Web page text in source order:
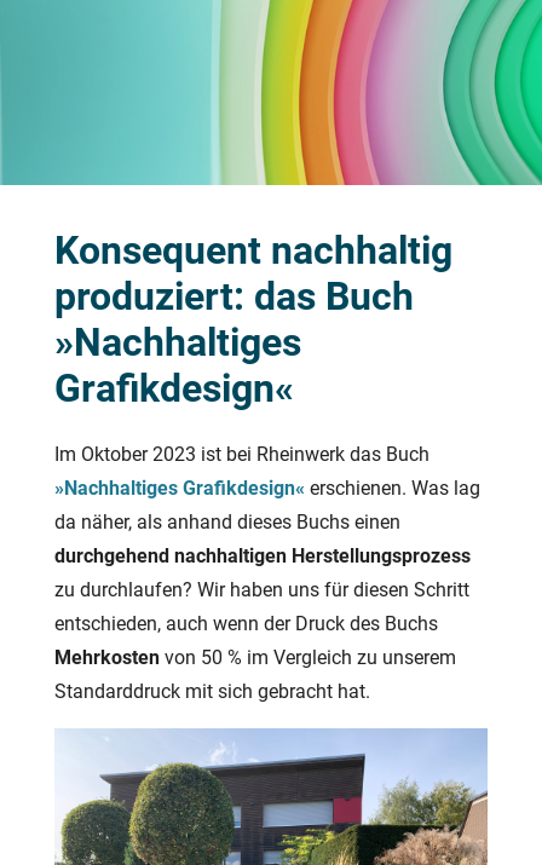
Konsequent nachhaltig
produziert: das Buch
»Nachhaltiges
Grafikdesign«
Im Oktober 2023 ist bei Rheinwerk das Buch
»Nachhaltiges Grafikdesign« erschienen. Was lag
da näher, als anhand dieses Buchs einen
durchgehend nachhaltigen Herstellungsprozess
zu durchlaufen? Wir haben uns für diesen Schritt
entschieden, auch wenn der Druck des Buchs
Mehrkosten von 50 % im Vergleich zu unserem
Standarddruck mit sich gebracht hat.